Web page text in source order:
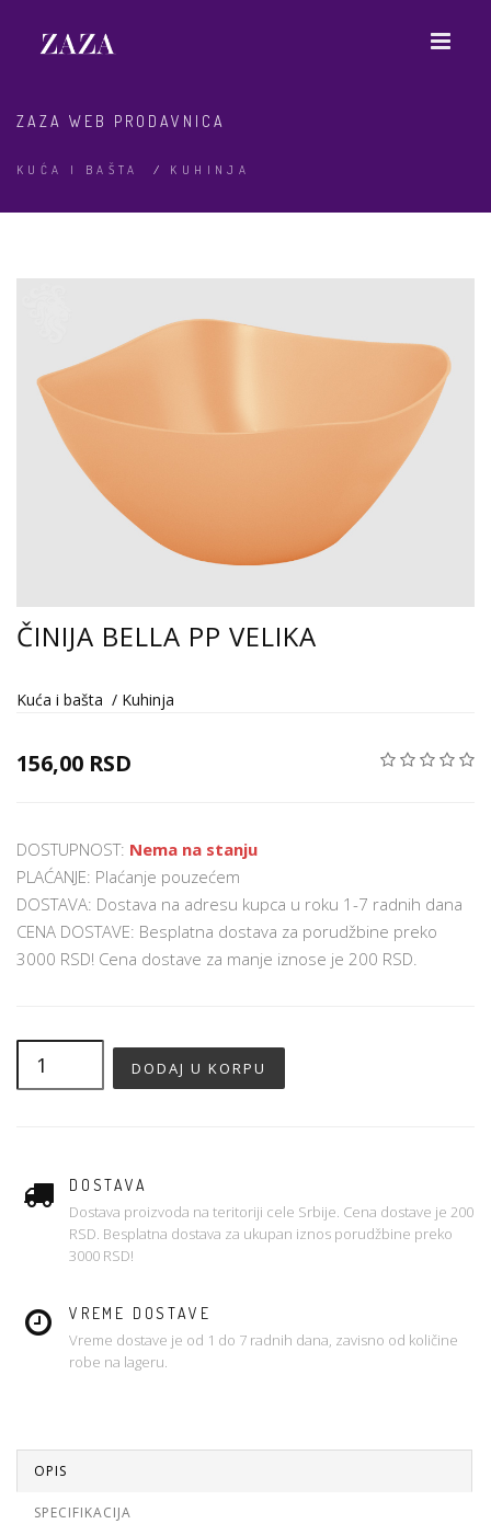
ZAZA WEB PRODAVNICA
KUĆA I BAŠTA / KUHINJA
ČINIJA BELLA PP VELIKA
Kuća i bašta / Kuhinja
156,00 RSD
DOSTUPNOST: Nema na stanju
PLAĆANJE: Plaćanje pouzećem
DOSTAVA: Dostava na adresu kupca u roku 1-7 radnih dana
CENA DOSTAVE: Besplatna dostava za porudžbine preko
3000 RSD! Cena dostave za manje iznose je 200 RSD.
DOSTAVA
Dostava proizvoda na teritoriji cele Srbije. Cena dostave je 200
RSD. Besplatna dostava za ukupan iznos porudžbine preko
3000 RSD!
VREME DOSTAVE
Vreme dostave je od 1 do 7 radnih dana, zavisno od količine
robe na lageru.
OPIS
SPECIFIKACIJA